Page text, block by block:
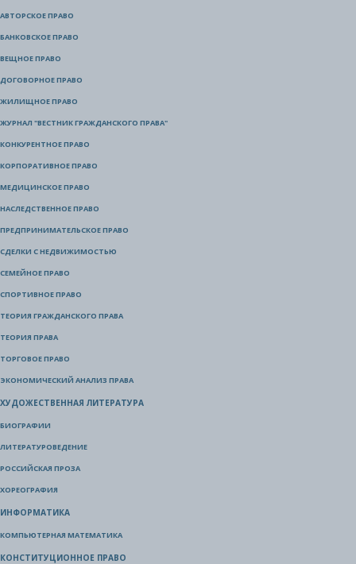
АВТОРСКОЕ ПРАВО
БАНКОВСКОЕ ПРАВО
ВЕЩНОЕ ПРАВО
ДОГОВОРНОЕ ПРАВО
ЖИЛИЩНОЕ ПРАВО
ЖУРНАЛ "ВЕСТНИК ГРАЖДАНСКОГО ПРАВА"
КОНКУРЕНТНОЕ ПРАВО
КОРПОРАТИВНОЕ ПРАВО
МЕДИЦИНСКОЕ ПРАВО
НАСЛЕДСТВЕННОЕ ПРАВО
ПРЕДПРИНИМАТЕЛЬСКОЕ ПРАВО
СДЕЛКИ С НЕДВИЖИМОСТЬЮ
СЕМЕЙНОЕ ПРАВО
СПОРТИВНОЕ ПРАВО
ТЕОРИЯ ГРАЖДАНСКОГО ПРАВА
ТЕОРИЯ ПРАВА
ТОРГОВОЕ ПРАВО
ЭКОНОМИЧЕСКИЙ АНАЛИЗ ПРАВА
ХУДОЖЕСТВЕННАЯ ЛИТЕРАТУРА
БИОГРАФИИ
ЛИТЕРАТУРОВЕДЕНИЕ
РОССИЙСКАЯ ПРОЗА
ХОРЕОГРАФИЯ
ИНФОРМАТИКА
КОМПЬЮТЕРНАЯ МАТЕМАТИКА
КОНСТИТУЦИОННОЕ ПРАВО